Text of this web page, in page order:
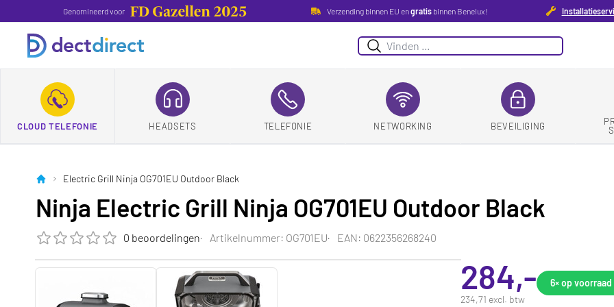
Genomineerd voor Verzending binnen EU engratisbinnen Benelux!
Zoeken
CLOUD TELEFONIE HEADSETS TELEFONIE NETWORKING BEVEILIGING
Electric Grill Ninja OG701EU Outdoor Black
Ninja Electric Grill Ninja OG701EU Outdoor Black
De beoordeling van dit product is0.0 van de 5
0 beoordelingen Artikelnummer: OG701EU EAN: 0622356268240
284,-
234,71 excl. btw
6×op voorraad